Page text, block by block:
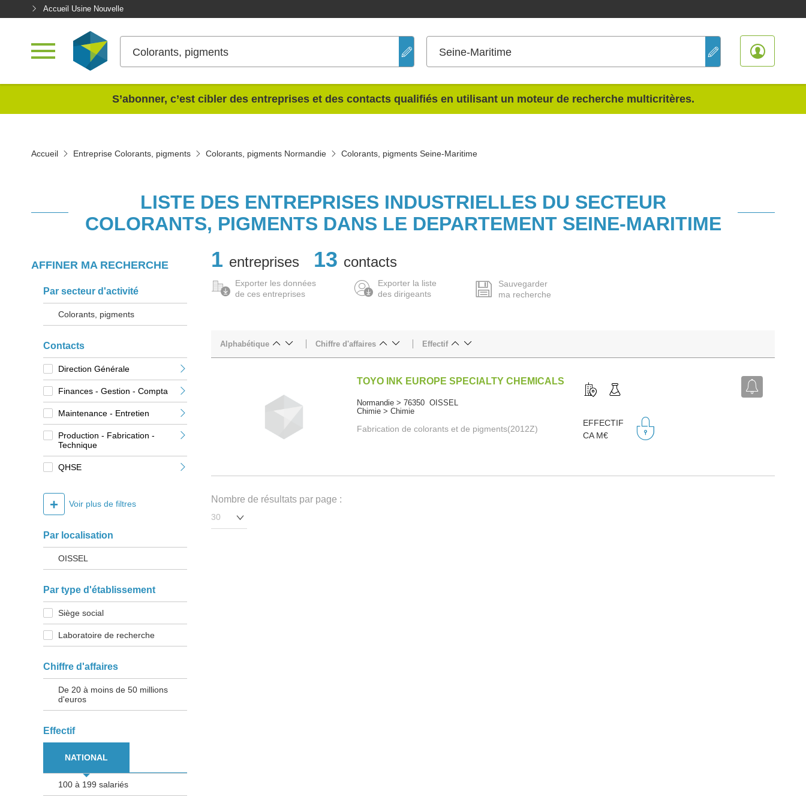
Accueil Usine Nouvelle
Colorants, pigments Seine-Maritime
S’abonner, c’est cibler des entreprises et des contacts qualifiés en utilisant un moteur de recherche multicritères.
Accueil Entreprise Colorants, pigments Colorants, pigments Normandie Colorants, pigments Seine-Maritime
LISTE DES ENTREPRISES INDUSTRIELLES DU SECTEUR
COLORANTS, PIGMENTS DANS LE DEPARTEMENT SEINE-MARITIME
AFFINER MA RECHERCHE
Par secteur d'activité
Colorants, pigments
Contacts
Direction Générale
Finances - Gestion - Compta
Maintenance - Entretien
Production - Fabrication -
Technique
QHSE
+ Voir plus de filtres
Par localisation
OISSEL
Par type d'établissement
Siège social
Laboratoire de recherche
Chiffre d'affaires
De 20 à moins de 50 millions
d'euros
Effectif
NATIONAL
100 à 199 salariés
1 entreprises 13 contacts
Exporter les données
de ces entreprises
Exporter la liste
des dirigeants
Sauvegarder
ma recherche
Alphabétique Chiffre d'affaires Effectif
TOYO INK EUROPE SPECIALTY CHEMICALS
Normandie > 76350 OISSEL
Chimie > Chimie
Fabrication de colorants et de pigments(2012Z)
EFFECTIF
CA M€
Nombre de résultats par page :